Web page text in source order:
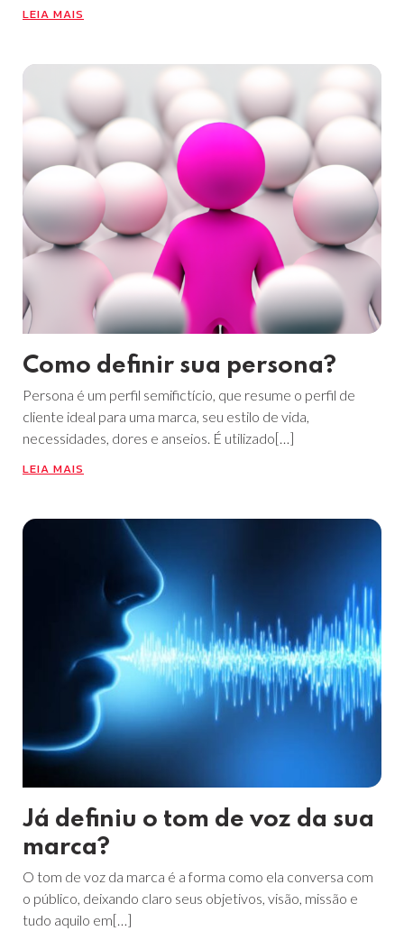
LEIA MAIS
Como definir sua persona?
Persona é um perfil semifictício, que resume o perfil de
cliente ideal para uma marca, seu estilo de vida,
necessidades, dores e anseios. É utilizado[…]
LEIA MAIS
Já definiu o tom de voz da sua
marca?
​​O tom de voz da marca é a forma como ela conversa com
o público, deixando claro seus objetivos, visão, missão e
tudo aquilo em[…]